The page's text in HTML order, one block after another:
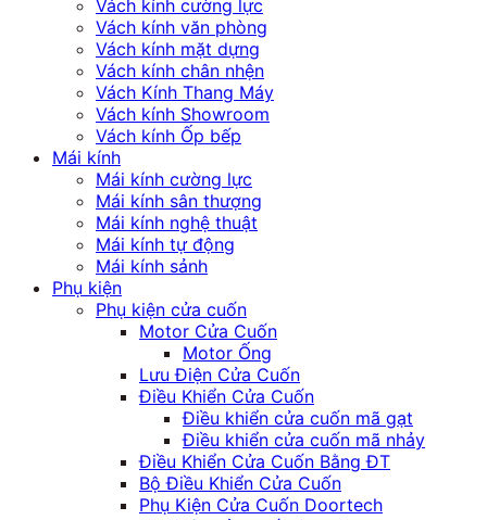
Vách kính cường lực
Vách kính văn phòng
Vách kính mặt dựng
Vách kính chân nhện
Vách Kính Thang Máy
Vách kính Showroom
Vách kính Ốp bếp
Mái kính
Mái kính cường lực
Mái kính sân thượng
Mái kính nghệ thuật
Mái kính tự động
Mái kính sảnh
Phụ kiện
Phụ kiện cửa cuốn
Motor Cửa Cuốn
Motor Ống
Lưu Điện Cửa Cuốn
Điều Khiển Cửa Cuốn
Điều khiển cửa cuốn mã gạt
Điều khiển cửa cuốn mã nhảy
Điều Khiển Cửa Cuốn Bằng ĐT
Bộ Điều Khiển Cửa Cuốn
Phụ Kiện Cửa Cuốn Doortech